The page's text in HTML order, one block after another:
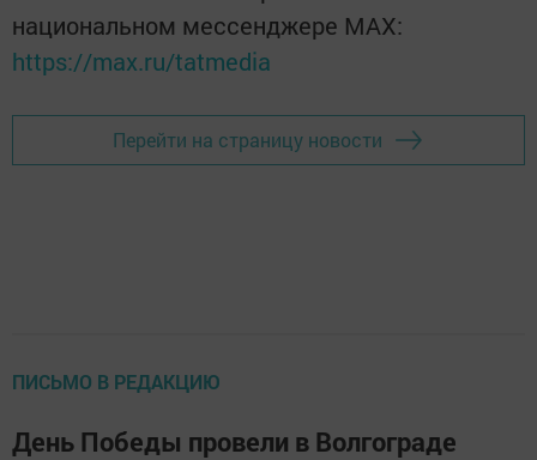
национальном мессенджере MАХ:
https://max.ru/tatmedia
Перейти на страницу новости
ПИСЬМО В РЕДАКЦИЮ
День Победы провели в Волгограде